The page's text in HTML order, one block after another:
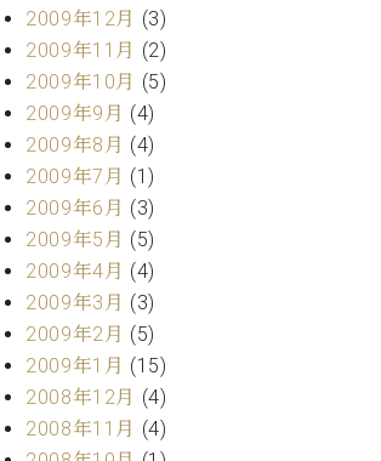
2009年12月 (3)
2009年11月 (2)
2009年10月 (5)
2009年9月 (4)
2009年8月 (4)
2009年7月 (1)
2009年6月 (3)
2009年5月 (5)
2009年4月 (4)
2009年3月 (3)
2009年2月 (5)
2009年1月 (15)
2008年12月 (4)
2008年11月 (4)